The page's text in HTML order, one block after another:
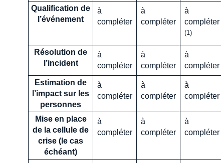
Qualification de
l’événement
à
compléter
à
compléter
à
compléter
(1)
Résolution de
l’incident
à
compléter
à
compléter
à
compléter
Estimation de
l’impact sur les
personnes
à
compléter
à
compléter
à
compléter
Mise en place
de la cellule de
crise (le cas
échéant)
à
compléter
à
compléter
à
compléter